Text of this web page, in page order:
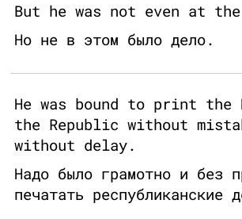
But he was not even at
Но не в этом было дело.
He was bound to print the
the Republic without
without delay.
Надо было грамотно и без
печатать республиканские